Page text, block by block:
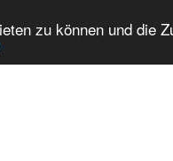
zu können und die